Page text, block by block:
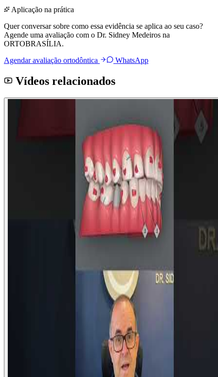
Aplicação na prática
Quer conversar sobre como essa evidência se aplica ao seu caso?
Agende uma avaliação com o Dr. Sidney Medeiros na
ORTOBRASÍLIA.
Agendar avaliação ortodôntica
WhatsApp
Vídeos relacionados